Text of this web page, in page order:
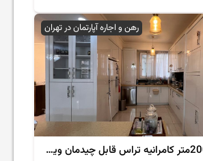
رهن و اجاره آپارتمان در تهران
اجاره آپارتمان 200متر کامرانیه تراس قابل چیدمان ویو شمال